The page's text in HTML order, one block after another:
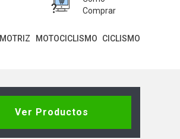
Comprar
MOTOCICLISMO CICLISMO
Ver Productos